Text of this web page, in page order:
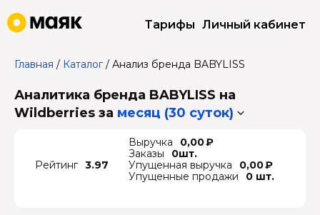
Тарифы Личный кабинет
Главная / Каталог/ Анализ бренда BABYLISS
Аналитика бренда BABYLISS на
Wildberries за месяц (30 суток)
Рейтинг 3.97
Выручка
0,00 ₽
Заказы
0шт.
Упущенная выручка
0,00 ₽
Упущенные продажи
0 шт.